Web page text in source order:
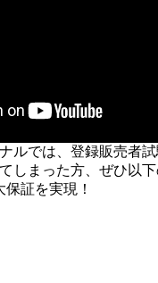
ルでは、登録販売者
しまった方、ぜひ以下
証を実現！